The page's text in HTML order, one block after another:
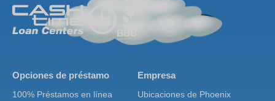
Opciones de préstamo
100% Préstamos en línea
Empresa
Ubicaciones de Phoenix